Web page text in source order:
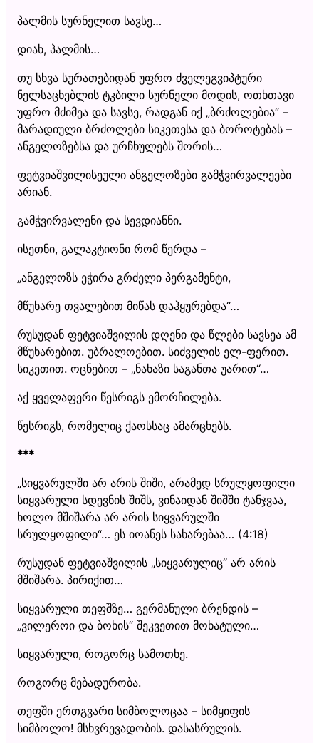
პალმის სურნელით სავსე…
დიახ, პალმის…
თუ სხვა სურათებიდან უფრო ძველეგვიპტური
ნელსაცხებლის ტკბილი სურნელი მოდის, ოთხთავი
უფრო მძიმეა და სავსე, რადგან იქ „ბრძოლებია“ –
მარადიული ბრძოლები სიკეთესა და ბოროტებას –
ანგელოზებსა და ურჩხულებს შორის…
ფეტვიაშვილისეული ანგელოზები გამჭვირვალეები
არიან.
გამჭვირვალენი და სევდიანნი.
ისეთნი, გალაკტიონი რომ წერდა –
„ანგელოზს ეჭირა გრძელი პერგამენტი,
მწუხარე თვალებით მიწას დაჰყურებდა“…
რუსუდან ფეტვიაშვილის დღენი და წლები სავსეა ამ
მწუხარებით. უბრალოებით. სიძველის ელ-ფერით.
სიკეთით. ოცნებით – „ნახაზი საგანთა უარით“…
აქ ყველაფერი წესრიგს ემორჩილება.
წესრიგს, რომელიც ქაოსსაც ამარცხებს.
***
„სიყვარულში არ არის შიში, არამედ სრულყოფილი
სიყვარული სდევნის შიშს, ვინაიდან შიშში ტანჯვაა,
ხოლო მშიშარა არ არის სიყვარულში
სრულყოფილი“… ეს იოანეს სახარებაა… (4:18)
რუსუდან ფეტვიაშვილის „სიყვარულიც“ არ არის
მშიშარა. პირიქით…
სიყვარული თეფშზე… გერმანული ბრენდის –
„ვილეროი და ბოხის“ შეკვეთით მოხატული…
სიყვარული, როგორც სამოთხე.
როგორც მებადურობა.
თეფში ერთგვარი სიმბოლოცაა – სიმყიფის
სიმბოლო! მსხვრევადობის. დასასრულის.